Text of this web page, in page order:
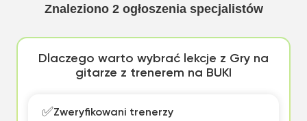
Znaleziono 2 ogłoszenia specjalistów
Dlaczego warto wybrać lekcje z Gry na
gitarze z trenerem na BUKI
✅Zweryfikowani trenerzy